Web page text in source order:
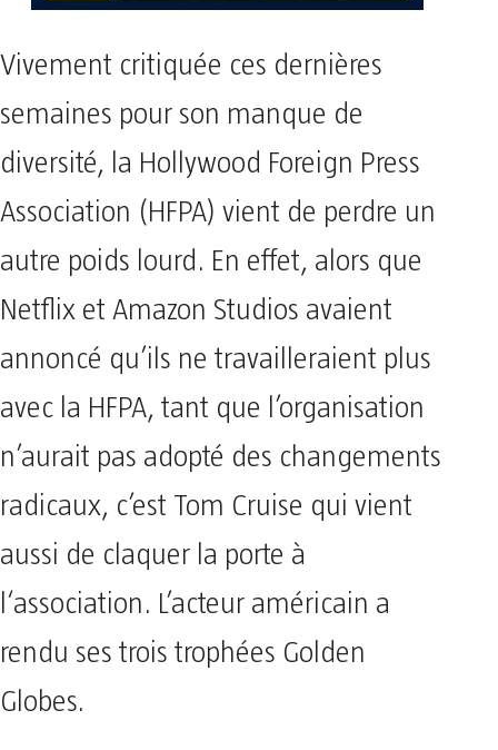
Vivement critiquée ces dernières
semaines pour son manque de
diversité, la Hollywood Foreign Press
Association (HFPA) vient de perdre un
autre poids lourd. En effet, alors que
Netflix et Amazon Studios avaient
annoncé qu’ils ne travailleraient plus
avec la HFPA, tant que l’organisation
n’aurait pas adopté des changements
radicaux, c’est Tom Cruise qui vient
aussi de claquer la porte à
l‘association. L’acteur américain a
rendu ses trois trophées Golden
Globes.